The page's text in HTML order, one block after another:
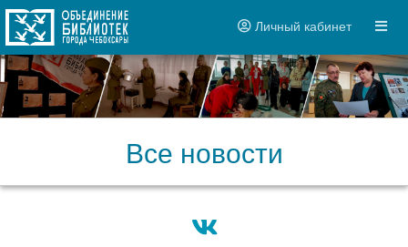
Личный кабинет
Все новости